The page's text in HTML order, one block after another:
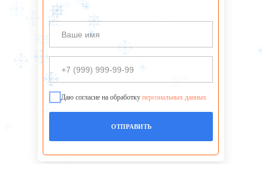
Даю согласие на обработку персональных данных
ОТПРАВИТЬ